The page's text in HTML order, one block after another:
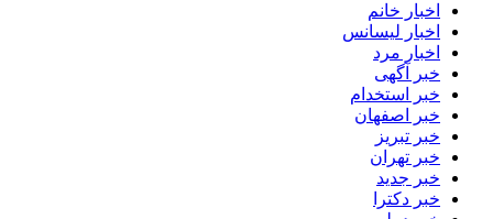
اخبار خانم
اخبار لیسانس
اخبار مرد
خبر آگهی
خبر استخدام
خبر اصفهان
خبر تبریز
خبر تهران
خبر جدید
خبر دکترا